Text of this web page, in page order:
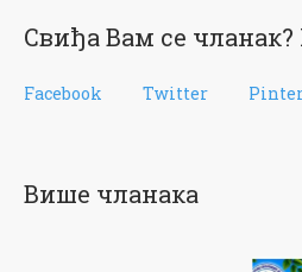
Свиђа Вам се чланак?
Facebook Twitter
Више чланака